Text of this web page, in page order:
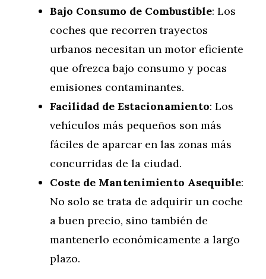
Bajo Consumo de Combustible: Los
coches que recorren trayectos
urbanos necesitan un motor eficiente
que ofrezca bajo consumo y pocas
emisiones contaminantes.
Facilidad de Estacionamiento: Los
vehículos más pequeños son más
fáciles de aparcar en las zonas más
concurridas de la ciudad.
Coste de Mantenimiento Asequible:
No solo se trata de adquirir un coche
a buen precio, sino también de
mantenerlo económicamente a largo
plazo.